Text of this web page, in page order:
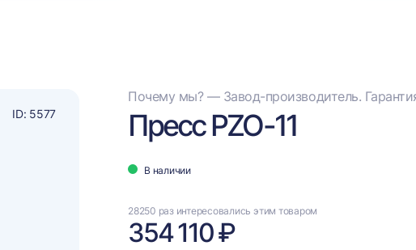
ID: 5577
Почему мы? — Завод-производитель.
Пресс PZO-11
В наличии
28250 раз интересовались этим товаром
354 110 ₽